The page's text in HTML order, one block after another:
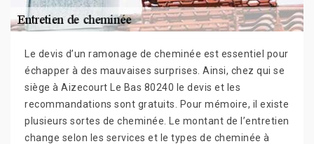
Le devis d’un ramonage de cheminée est essentiel pour
échapper à des mauvaises surprises. Ainsi, chez qui se
siège à Aizecourt Le Bas 80240 le devis et les
recommandations sont gratuits. Pour mémoire, il existe
plusieurs sortes de cheminée. Le montant de l’entretien
change selon les services et le types de cheminée à